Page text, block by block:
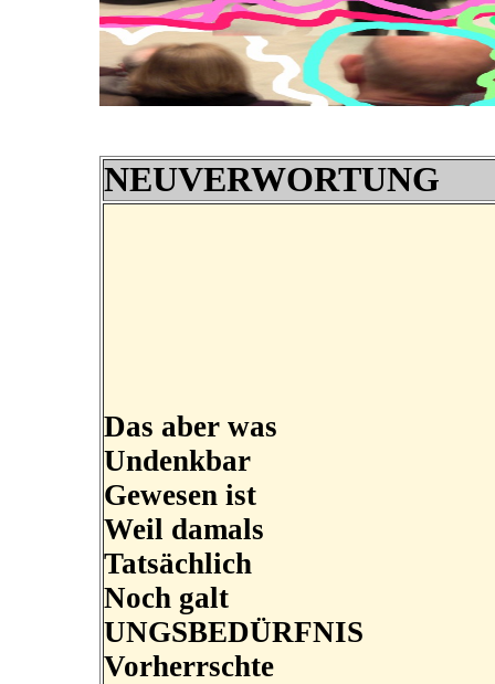
NEUVERWORTUNG
Das aber was
Undenkbar
Gewesen ist
Weil damals
Tatsächlich
Noch galt
UNGSBEDÜRFNIS
Vorherrschte